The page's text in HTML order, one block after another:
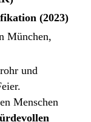
(2023)
München,
und
Menschen